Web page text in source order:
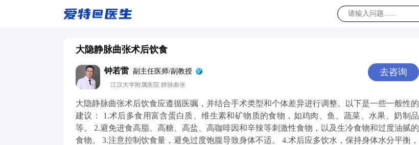
大隐静脉曲张术后饮食
钟若雷 副主任医师/副教授 去咨询
江汉大学附属医院 静脉曲张
大隐静脉曲张术后饮食应遵循医嘱，并结合手术类型和个体差异进行调整。以下是一些一般性的
建议： 1.术后多食用富含蛋白质、维生素和矿物质的食物，如鸡肉、鱼、蔬菜、水果、奶制品
等。 2.避免进食高脂、高糖、高盐、高咖啡因和辛辣等刺激性食物，以及生冷食物和过度油腻的
食物。 3.注意控制饮食量，避免过度饱腹导致身体不适。 4.术后应多饮水，保持身体水分平衡，